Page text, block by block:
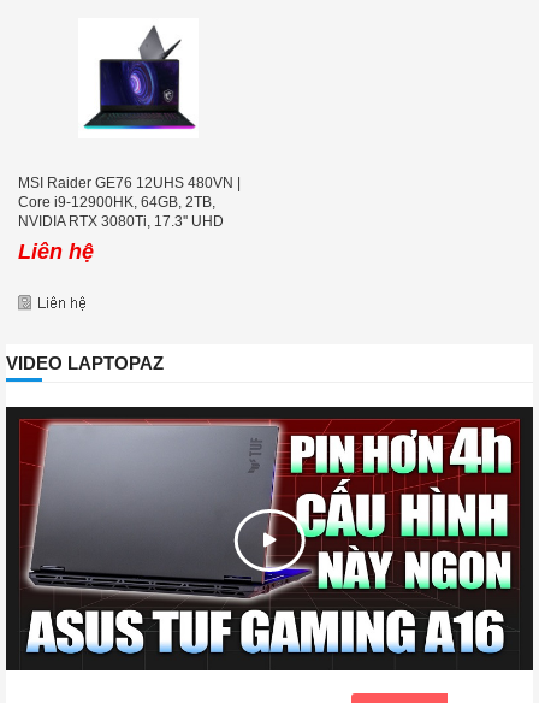
MSI Raider GE76 12UHS 480VN |
Core i9-12900HK, 64GB, 2TB,
NVIDIA RTX 3080Ti, 17.3'' UHD
120Hz
Liên hệ
VIDEO LAPTOPAZ